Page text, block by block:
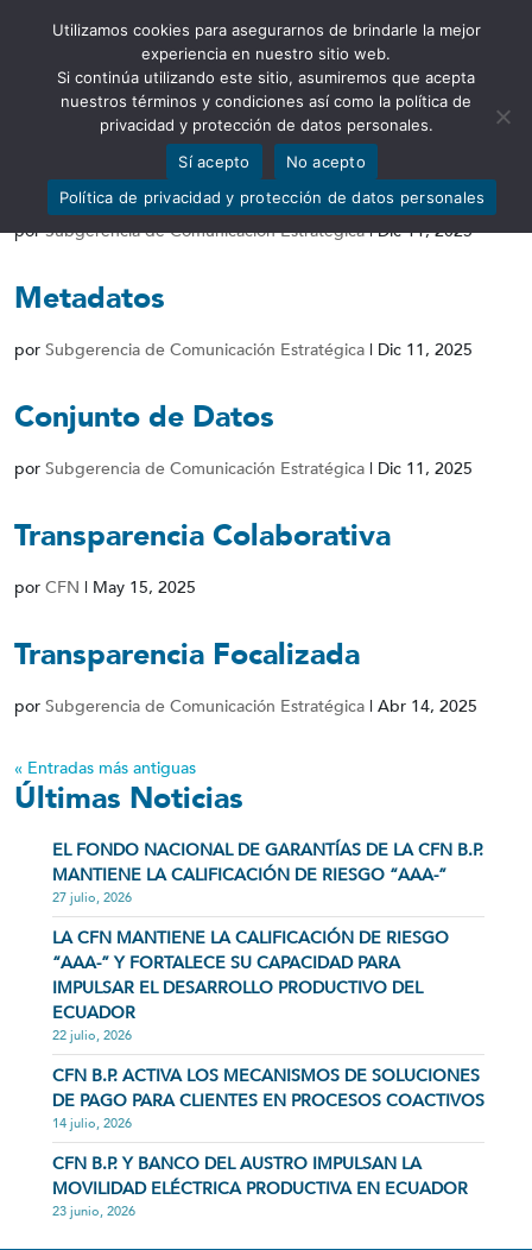
Abrir barra de herramientas
Diccionario de Datos
porSubgerencia de Comunicación Estratégica|Dic 11, 2025
Metadatos
por Subgerencia de Comunicación Estratégica | Dic 11, 2025
Conjunto de Datos
por Subgerencia de Comunicación Estratégica | Dic 11, 2025
Transparencia Colaborativa
por CFN | May 15, 2025
Transparencia Focalizada
por Subgerencia de Comunicación Estratégica | Abr 14, 2025
« Entradas más antiguas
Últimas Noticias
EL FONDO NACIONAL DE GARANTÍAS DE LA CFN B.P.
MANTIENE LA CALIFICACIÓN DE RIESGO “AAA-”
27 julio, 2026
LA CFN MANTIENE LA CALIFICACIÓN DE RIESGO
“AAA-” Y FORTALECE SU CAPACIDAD PARA
IMPULSAR EL DESARROLLO PRODUCTIVO DEL
ECUADOR
22 julio, 2026
CFN B.P. ACTIVA LOS MECANISMOS DE SOLUCIONES
DE PAGO PARA CLIENTES EN PROCESOS COACTIVOS
14 julio, 2026
CFN B.P. Y BANCO DEL AUSTRO IMPULSAN LA
MOVILIDAD ELÉCTRICA PRODUCTIVA EN ECUADOR
23 junio, 2026
Utilizamos cookies para asegurarnos de brindarle la mejor
experiencia en nuestro sitio web.
Si continúa utilizando este sitio, asumiremos que acepta
nuestros términos y condiciones así como la política de
privacidad y protección de datos personales.
Sí acepto
No acepto
Política de privacidad y protección de datos personales